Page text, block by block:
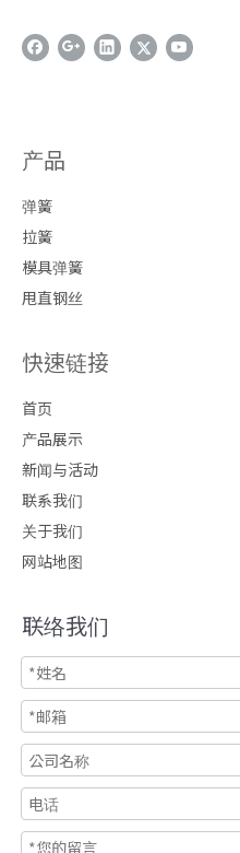
产品
弹簧
拉簧
模具弹簧
甩直钢丝
快速链接
首页
产品展示
新闻与活动
联系我们
关于我们
网站地图
联络我们